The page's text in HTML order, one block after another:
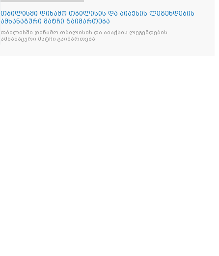
თბილისში დინამო თბილისის და აიაქსის ლეგენდების
ამხანაგური მატჩი გაიმართება
თბილისში დინამო თბილისის და აიაქსის ლეგენდების
ამხანაგური მატჩი გაიმართება